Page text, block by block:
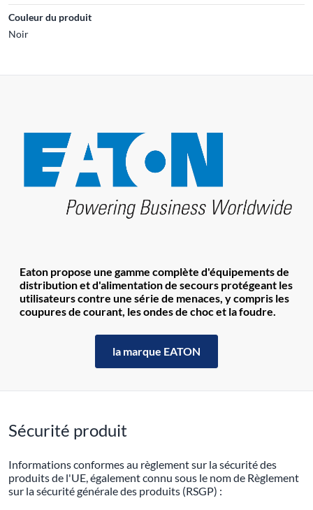
Couleur du produit
Noir
Eaton propose une gamme complète d'équipements de
distribution et d'alimentation de secours protégeant les
utilisateurs contre une série de menaces, y compris les
coupures de courant, les ondes de choc et la foudre.
la marque EATON
Sécurité produit
Informations conformes au règlement sur la sécurité des
produits de l'UE, également connu sous le nom de Règlement
sur la sécurité générale des produits (RSGP) :